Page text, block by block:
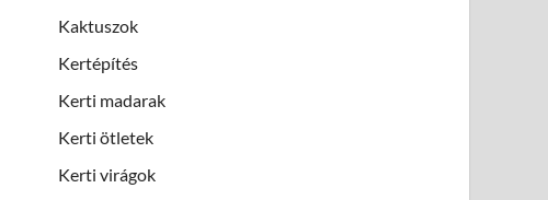
Kaktuszok
Kertépítés
Kerti madarak
Kerti ötletek
Kerti virágok